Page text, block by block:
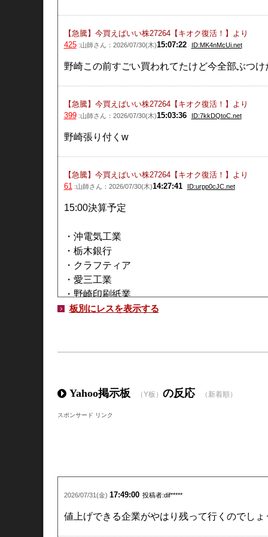
【急騰】今買えばいい株27264【キオク復活！】 より
425:山師さん：2026/07/30(木)15:07:22 ID:MK4nMcUi.net
野崎この前すごい買われてたけど今全部ぶつけ
【急騰】今買えばいい株27264【キオク復活！】 より
399:山師さん：2026/07/30(木)15:03:36 ID:7kkDQtoC.net
野崎張り付くw
【急騰】今買えばいい株27264【キオク復活！】 より
61 :山師さん：2026/07/30(木)14:27:41 ID:urpp0cJC.net
15:00決算予定
・沖電気工業
・栃木銀行
・クラフティア
・愛三工業
・野崎印刷紙業
・蝶理
板別にレスを表示する
Yahoo掲示板 （Y板） の反応 （新着順）
スポンサード リンク
2026/07/31(金) 17:49:00 投稿者:dif*****
値上げできる企業がやはり残って行くのでしょ